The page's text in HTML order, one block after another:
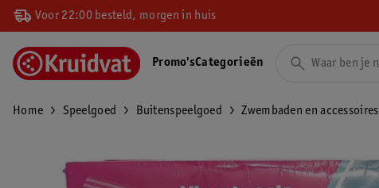
Voor 22:00 besteld, morgen in huis
Promo'sCategorieën
Home Speelgoed Buitenspeelgoed Zwembaden en accessoires